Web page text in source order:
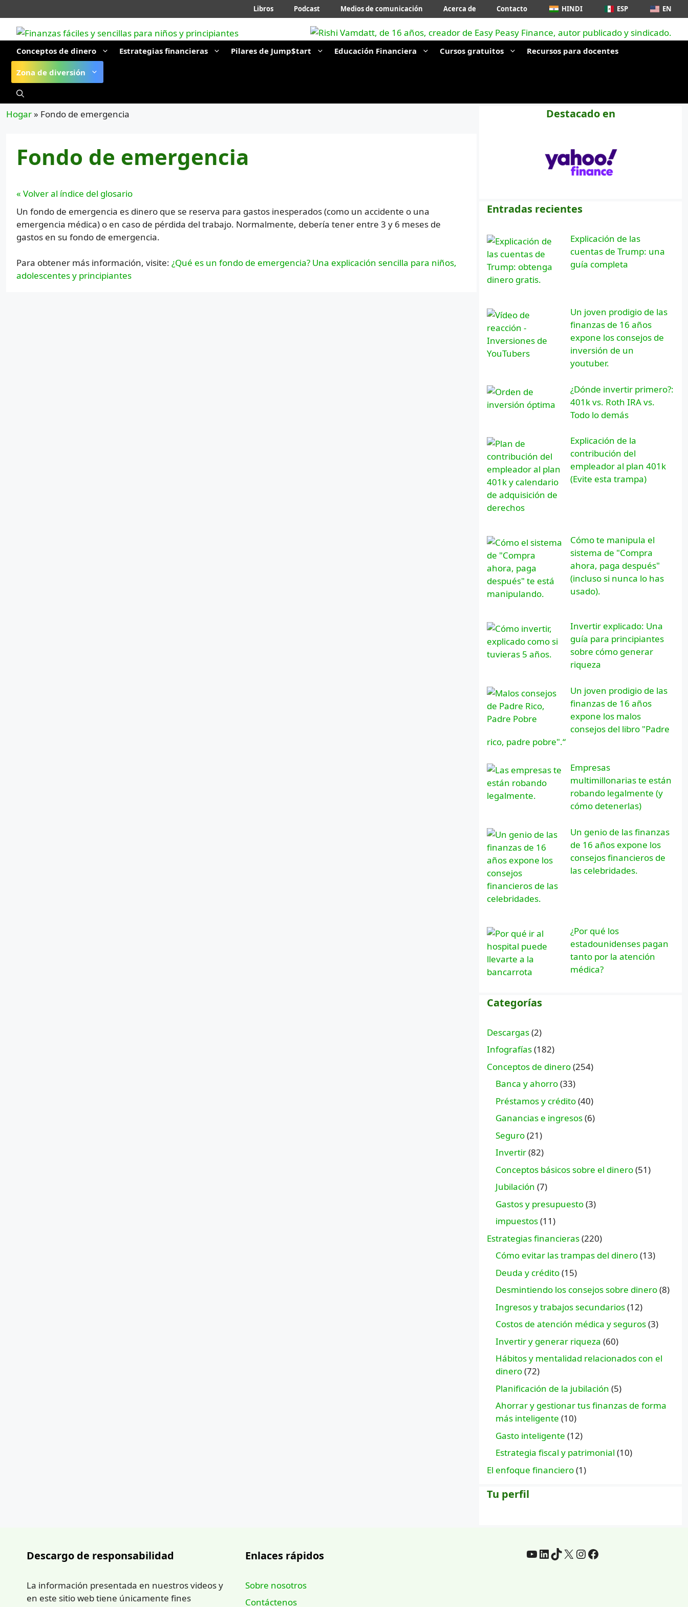
al
contenido
Libros Podcast Medios de comunicación Acerca de Contacto HINDI ESP EN
Conceptos de dinero Estrategias financieras Pilares de Jump$tart Educación Financiera Cursos gratuitos Recursos para docentes
Zona de diversión
Hogar» Fondo de emergencia
Fondo de emergencia
« Volver al índice del glosario
Un fondo de emergencia es dinero que se reserva para gastos inesperados (como un accidente o una
emergencia médica) o en caso de pérdida del trabajo. Normalmente, debería tener entre 3 y 6 meses de
gastos en su fondo de emergencia.
Para obtener más información, visite: ¿Qué es un fondo de emergencia? Una explicación sencilla para niños,
adolescentes y principiantes
Destacado en
Entradas recientes
Explicación de las
cuentas de Trump: una
guía completa
Un joven prodigio de las
finanzas de 16 años
expone los consejos de
inversión de un
youtuber.
¿Dónde invertir primero?:
401k vs. Roth IRA vs.
Todo lo demás
Explicación de la
contribución del
empleador al plan 401k
(Evite esta trampa)
Cómo te manipula el
sistema de "Compra
ahora, paga después"
(incluso si nunca lo has
usado).
Invertir explicado: Una
guía para principiantes
sobre cómo generar
riqueza
Un joven prodigio de las
finanzas de 16 años
expone los malos
consejos del libro "Padre
rico, padre pobre".“
Empresas
multimillonarias te están
robando legalmente (y
cómo detenerlas)
Un genio de las finanzas
de 16 años expone los
consejos financieros de
las celebridades.
¿Por qué los
estadounidenses pagan
tanto por la atención
médica?
Categorías
Descargas(2)
Infografías(182)
Conceptos de dinero(254)
Banca y ahorro(33)
Préstamos y crédito(40)
Ganancias e ingresos(6)
Seguro(21)
Invertir(82)
Conceptos básicos sobre el dinero(51)
Jubilación (7)
Gastos y presupuesto(3)
impuestos(11)
Estrategias financieras(220)
Cómo evitar las trampas del dinero(13)
Deuda y crédito(15)
Desmintiendo los consejos sobre dinero(8)
Ingresos y trabajos secundarios(12)
Costos de atención médica y seguros(3)
Invertir y generar riqueza (60)
Hábitos y mentalidad relacionados con el
dinero(72)
Planificación de la jubilación (5)
Ahorrar y gestionar tus finanzas de forma
más inteligente (10)
Gasto inteligente (12)
Estrategia fiscal y patrimonial (10)
El enfoque financiero(1)
Tu perfil
Descargo de responsabilidad
La información presentada en nuestros videos y
en este sitio web tiene únicamente fines
Enlaces rápidos
Sobre nosotros
Contáctenos
YouTube
LinkedIn
TikTok
incógnita
Instagram
Facebook